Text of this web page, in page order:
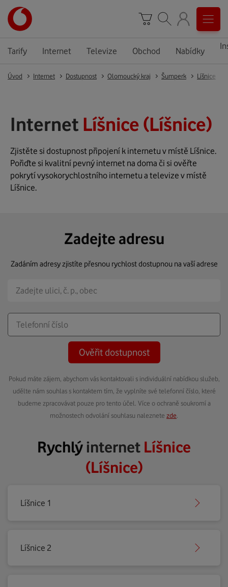
Tarify Internet Televize Obchod Nabídky
Úvod Internet Dostupnost Olomoucký kraj Šumperk Líšnice
Internet Líšnice (Líšnice)
Zjistěte si dostupnost připojení k internetu v místě Líšnice.
Pořiďte si kvalitní pevný internet na doma či si ověřte
pokrytí vysokorychlostního internetu a televize v místě
Líšnice.
Zadejte adresu
Zadáním adresy zjistíte přesnou rychlost dostupnou na vaší adrese
Ověřit dostupnost
Pokud máte zájem, abychom vás kontaktovali s individuální nabídkou služeb,
udělte nám souhlas s kontaktem tím, že vyplníte své telefonní číslo, které
budeme zpracovávat pouze pro tento účel. Více o ochraně soukromí a
možnostech odvolání souhlasu naleznete zde
Rychlýinternet Líšnice
(Líšnice)
Líšnice 1
Líšnice 2